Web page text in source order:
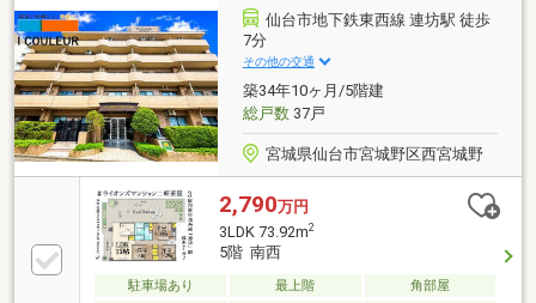
［見学予約］ よりお気軽にお申し込みください。
電話不要・24時間受付中！▼LINEでも見学予約・詳細
資料のご案内可能です！ ID:@e-concept_1
仙台市地下鉄東西線 連坊駅 徒歩
7分
その他の交通
築34年10ヶ月/5階建
総戸数37戸
宮城県仙台市宮城野区西宮城野
2,790万円
3LDK 73.92m2
5階 南西
駐車場あり 最上階 角部屋